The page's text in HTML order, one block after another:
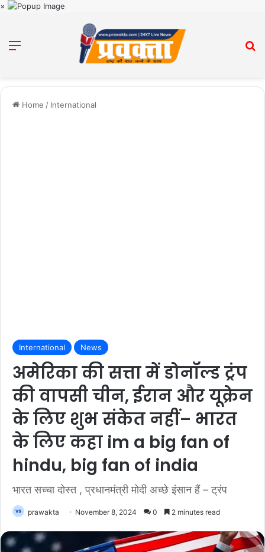
×
Menu
Home / International
International News
अमेरिका की सत्ता में डोनॉल्ड ट्रंप
की वापसी चीन, ईरान और यूक्रेन
के लिए शुभ संकेत नहीं– भारत
के लिए कहा im a big fan of
hindu, big fan of india
भारत सच्चा दोस्त , प्रधानमंत्री मोदी अच्छे इंसान हैं – ट्रंप
prawakta November 8, 2024 0 2 minutes read